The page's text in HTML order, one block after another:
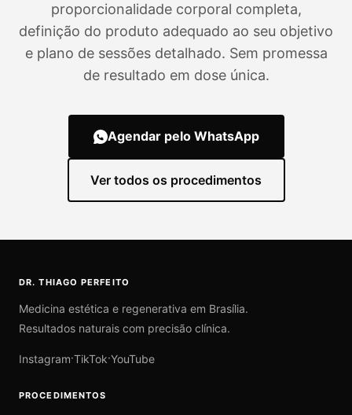
proporcionalidade corporal completa,
definição do produto adequado ao seu objetivo
e plano de sessões detalhado. Sem promessa
de resultado em dose única.
Agendar pelo WhatsApp
Ver todos os procedimentos
DR. THIAGO PERFEITO
Medicina estética e regenerativa em Brasília.
Resultados naturais com precisão clínica.
Instagram·TikTok·YouTube
PROCEDIMENTOS